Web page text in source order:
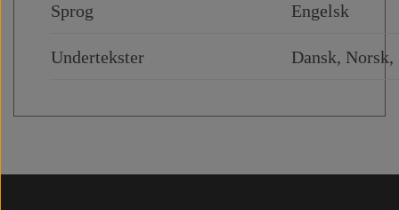
Sprog Engelsk
Undertekster Dansk, Norsk,